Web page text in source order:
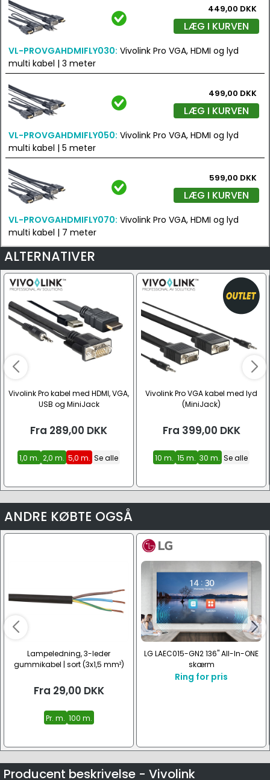
449,00 DKK
LÆG I KURVEN
VL-PROVGAHDMIFLY030: Vivolink Pro VGA, HDMI og lyd
multi kabel | 3 meter
499,00 DKK
LÆG I KURVEN
VL-PROVGAHDMIFLY050: Vivolink Pro VGA, HDMI og lyd
multi kabel | 5 meter
599,00 DKK
LÆG I KURVEN
VL-PROVGAHDMIFLY070: Vivolink Pro VGA, HDMI og lyd
multi kabel | 7 meter
ALTERNATIVER
Vivolink Pro kabel med HDMI, VGA,
USB og MiniJack
Fra 289,00 DKK
1,0 m. 2,0 m. 5,0 m. Se alle
Vivolink Pro VGA kabel med lyd
(MiniJack)
Fra 399,00 DKK
10 m. 15 m. 30 m. Se alle
ANDRE KØBTE OGSÅ
Lampeledning, 3-leder
gummikabel | sort (3x1,5 mm²)
Fra 29,00 DKK
Pr. m. 100 m.
LG LAEC015-GN2 136" All-In-ONE
skærm
Ring for pris
Producent beskrivelse - Vivolink